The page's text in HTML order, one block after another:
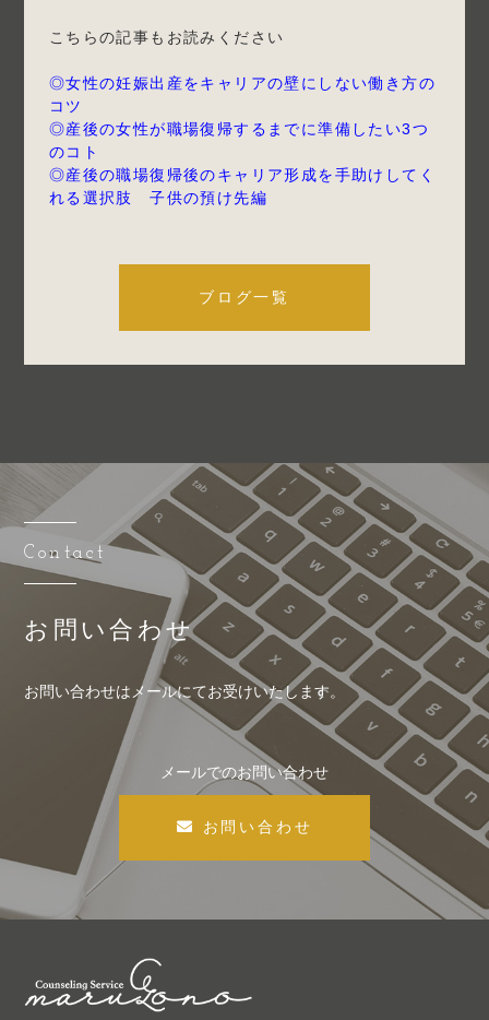
こちらの記事もお読みください
◎女性の妊娠出産をキャリアの壁にしない働き方の
コツ
◎産後の女性が職場復帰するまでに準備したい3つ
のコト
◎産後の職場復帰後のキャリア形成を手助けしてく
れる選択肢 子供の預け先編
ブログ一覧
Contact
お問い合わせ
お問い合わせはメールにてお受けいたします。
メールでのお問い合わせ
お問い合わせ